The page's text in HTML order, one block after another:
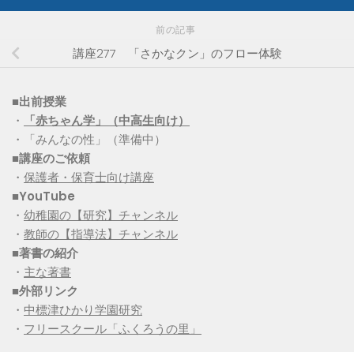
前の記事
講座277 「さかなクン」のフロー体験
■出前授業
・
「赤ちゃん学」（中高生向け）
・「みんなの性」（準備中）
■講座のご依頼
・ 保護者・保育士向け講座
■YouTube
・ 幼稚園の【研究】チャンネル
・ 教師の【指導法】チャンネル
■著書の紹介
・ 主な著書
■外部リンク
・ 中標津ひかり学園研究
・ フリースクール「ふくろうの里」